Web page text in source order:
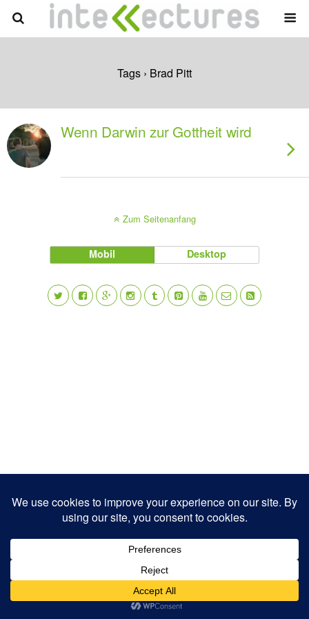
Tags › Brad Pitt
Wenn Darwin zur Gottheit wird
Zum Seitenanfang
Mobil Desktop